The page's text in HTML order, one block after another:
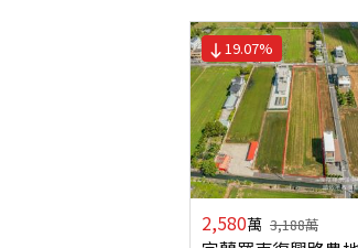
19.07%
2,580萬 3,188萬